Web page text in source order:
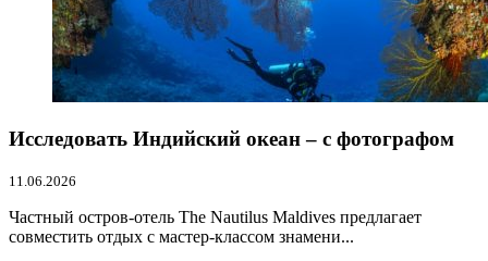
Исследовать Индийский океан – с фотографом
11.06.2026
Частный остров-отель The Nautilus Maldives предлагает
совместить отдых с мастер-классом знамени...